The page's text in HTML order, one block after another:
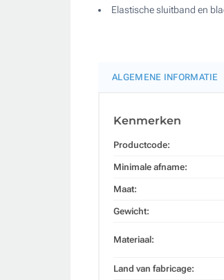
Elastische sluitband en
ALGEMENE INFORMATIE
Kenmerken
Productcode:
Minimale afname:
Maat:
Gewicht:
Materiaal:
Land van fabricage: